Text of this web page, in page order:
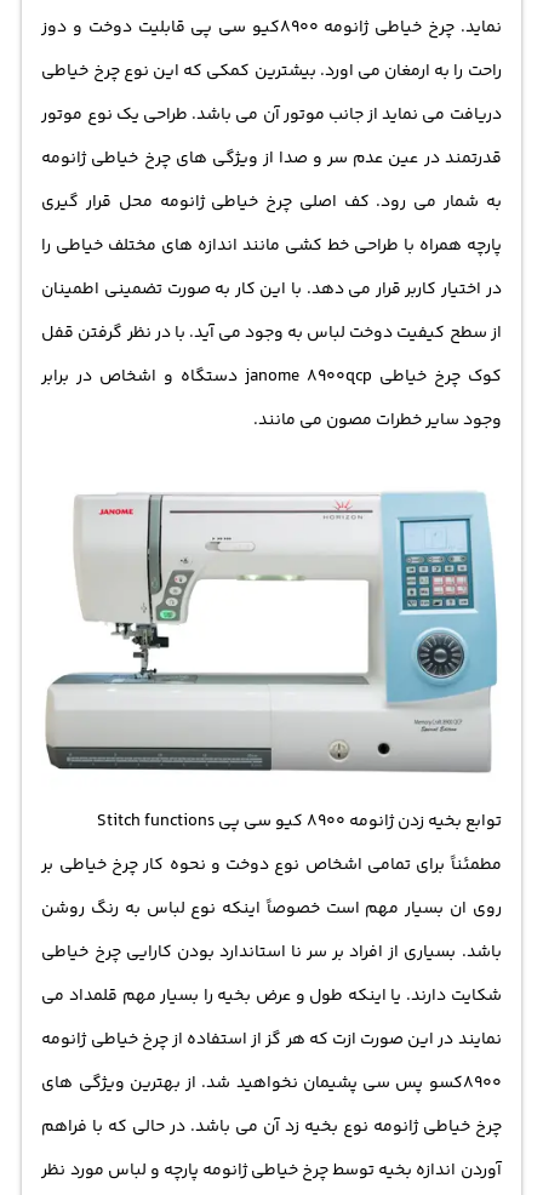
نماید. چرخ خیاطی ژانومه 8900کیو سی پی قابلیت دوخت و دوز
راحت را به ارمغان می اورد. بیشترین کمکی که این نوع چرخ خیاطی
دریافت می نماید از جانب موتور آن می باشد. طراحی یک نوع موتور
قدرتمند در عین عدم سر و صدا از ویژگی های چرخ خیاطی ژانومه
به شمار می رود. کف اصلی چرخ خیاطی ژانومه محل قرار گیری
پارچه همراه با طراحی خط کشی مانند اندازه های مختلف خیاطی را
در اختیار کاربر قرار می دهد. با این کار به صورت تضمینی اطمینان
از سطح کیفیت دوخت لباس به وجود می آید. با در نظر گرفتن قفل
کوک چرخ خیاطی janome 8900qcp دستگاه و اشخاص در برابر
وجود سایر خطرات مصون می مانند.
توابع بخیه زدن ژانومه 8900 کیو سی پی Stitch functions
مطمئناً برای تمامی اشخاص نوع دوخت و نحوه کار چرخ خیاطی بر
روی ان بسیار مهم است خصوصاً اینکه نوع لباس به رنگ روشن
باشد. بسیاری از افراد بر سر نا استاندارد بودن کارایی چرخ خیاطی
شکایت دارند. یا اینکه طول و عرض بخیه را بسیار مهم قلمداد می
نمایند در این صورت ازت که هر گز از استفاده از چرخ خیاطی ژانومه
8900کسو پس سی پشیمان نخواهید شد. از بهترین ویژگی های
چرخ خیاطی ژانومه نوع بخیه زد آن می باشد. در حالی که با فراهم
آوردن اندازه بخیه توسط چرخ خیاطی ژانومه پارچه و لباس مورد نظر